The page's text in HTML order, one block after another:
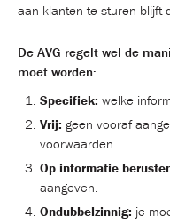
aan klanten te sturen blijft
De AVG regelt wel de
moet worden:
Specifiek: welke
Vrij: geen vooraf
voorwaarden.
Op informatie
aangeven.
Ondubbelzinnig: je